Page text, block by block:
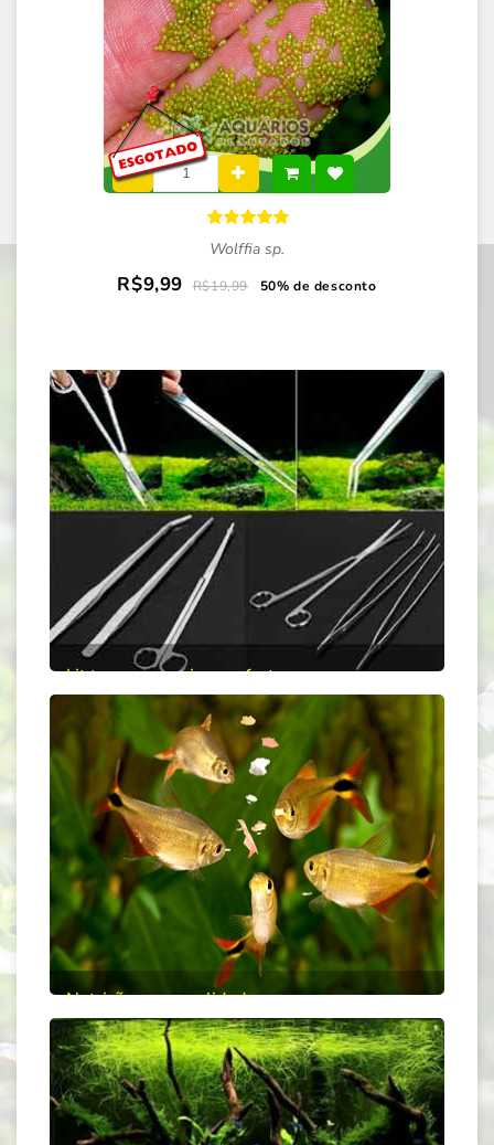
Wolffia sp.
R$9,99 R$19,99 50% de desconto
kit tesouras e pinças oferta
50% de desconto Comprar
Aproveite essa oferta e leve seu kit
Nutrição com qualidade
20% de desconto Comprar
Ração para peixes